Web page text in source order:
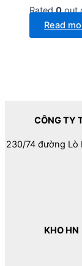
Rated0out
Read
CÔNG TY
230/74 đường Lò
KHO HN